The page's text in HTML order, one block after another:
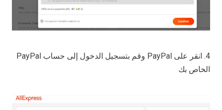
4. انقر على PayPal وقم بتسجيل الدخول إلى حساب PayPal
الخاص بك